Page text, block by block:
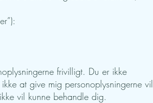
frivilligt. Du er ikke
at give mig personoplysningerne vil
vil kunne behandle dig.